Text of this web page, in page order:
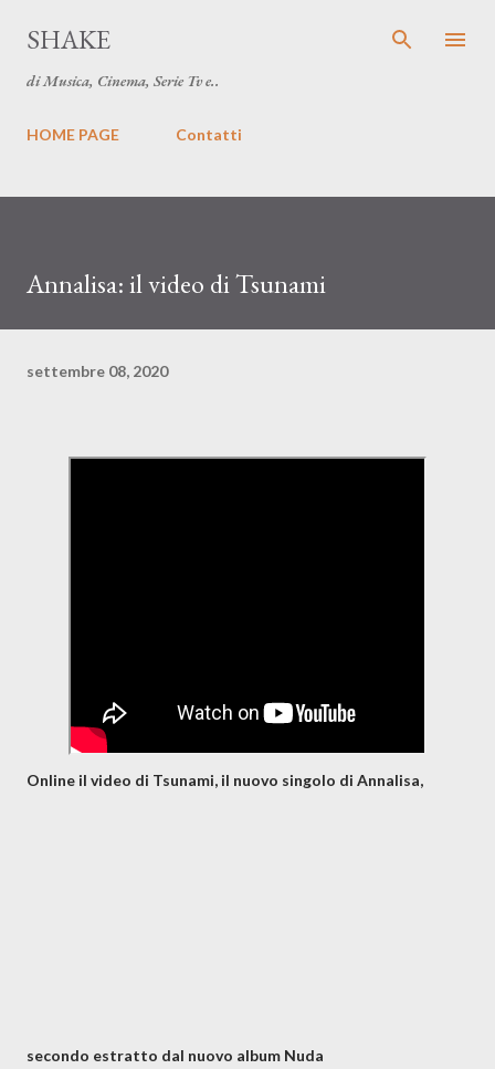
SHAKE
di Musica, Cinema, Serie Tv e..
HOME PAGE Contatti
Annalisa: il video di Tsunami
settembre 08, 2020
Online il video di Tsunami, il nuovo singolo di Annalisa,
secondo estratto dal nuovo album Nuda